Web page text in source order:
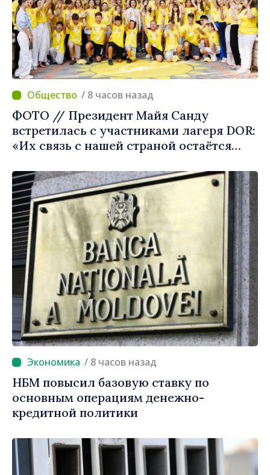
/ 8 часов назад
ФОТО // Президент Майя Санду
встретилась с участниками лагеря DOR:
«Их связь с нашей страной остаётся
/ 8 часов назад
НБМ повысил базовую ставку по
основным операциям денежно-
кредитной политики